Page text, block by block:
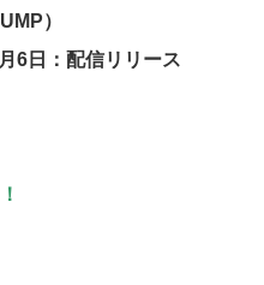
）
6日：配信リリース